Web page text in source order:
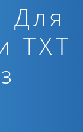
Для
TXT